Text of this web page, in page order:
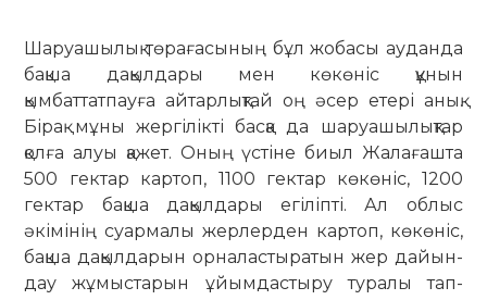
Шаруашылық төрағасының бұл жобасы ауданда
бақша дақылдары мен көкөніс құнын
қымбаттатпауға айтарлықтай оң әсер етері анық.
Бірақ мұны жергілікті басқа да шаруашылықтар
қолға алуы қажет. Оның үстіне биыл Жалағашта
500 гектар картоп, 1100 гектар көкөніс, 1200
гектар бақша дақылдары егіліпті. Ал облыс
әкімінің суар­малы жерлерден картоп, көкөніс,
бақ­ша дақылдарын орналастыратын жер дайын­
дау жұмыстарын ұйымдастыру туралы тап­